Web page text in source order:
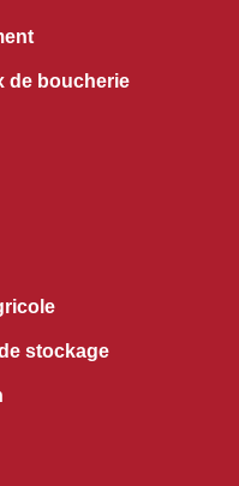
de boucherie
stockage